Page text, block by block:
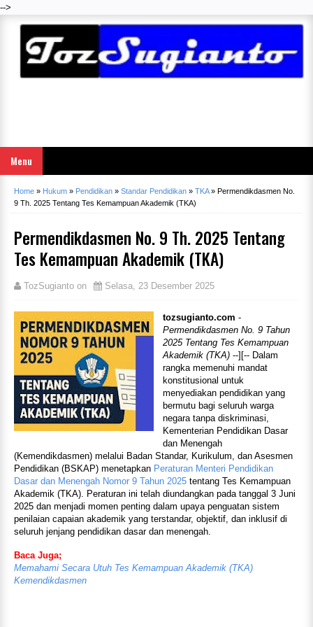
-->
Menu
Home » Hukum » Pendidikan » Standar Pendidikan » TKA» Permendikdasmen No.
9 Th. 2025 Tentang Tes Kemampuan Akademik (TKA)
Permendikdasmen No. 9 Th. 2025 Tentang
Tes Kemampuan Akademik (TKA)
TozSugianto on Selasa, 23 Desember 2025
tozsugianto.com -
Permendikdasmen No. 9 Tahun
2025 Tentang Tes Kemampuan
Akademik (TKA) --][-- Dalam
rangka memenuhi mandat
konstitusional untuk
menyediakan pendidikan yang
bermutu bagi seluruh warga
negara tanpa diskriminasi,
Kementerian Pendidikan Dasar
dan Menengah
(Kemendikdasmen) melalui Badan Standar, Kurikulum, dan Asesmen
Pendidikan (BSKAP) menetapkan Peraturan Menteri Pendidikan
Dasar dan Menengah Nomor 9 Tahun 2025 tentang Tes Kemampuan
Akademik (TKA). Peraturan ini telah diundangkan pada tanggal 3 Juni
2025 dan menjadi momen penting dalam upaya penguatan sistem
penilaian capaian akademik yang terstandar, objektif, dan inklusif di
seluruh jenjang pendidikan dasar dan menengah.
Baca Juga;
Memahami Secara Utuh Tes Kemampuan Akademik (TKA)
Kemendikdasmen